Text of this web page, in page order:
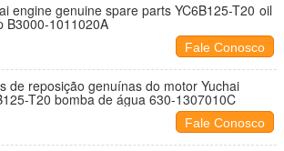
engine genuine spare parts YC6B125-T20 oil
B3000-1011020A
Fale Conosco
de reposição genuínas do motor Yuchai
T20 bomba de água 630-1307010C
Fale Conosco